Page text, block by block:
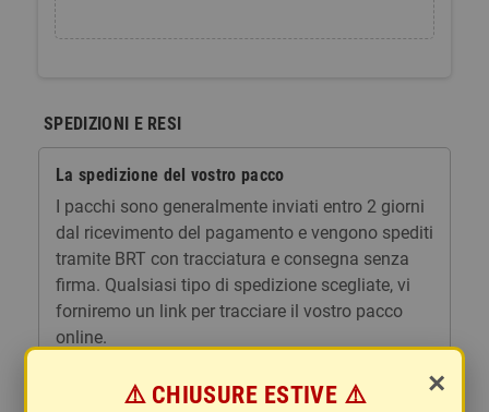
SPEDIZIONI E RESI
La spedizione del vostro pacco
I pacchi sono generalmente inviati entro 2 giorni
dal ricevimento del pagamento e vengono spediti
tramite BRT con tracciatura e consegna senza
firma. Qualsiasi tipo di spedizione scegliate, vi
forniremo un link per tracciare il vostro pacco
online.
gestione e imballaggio e le spese postali. I costi
×
⚠️ CHIUSURE ESTIVE ⚠️